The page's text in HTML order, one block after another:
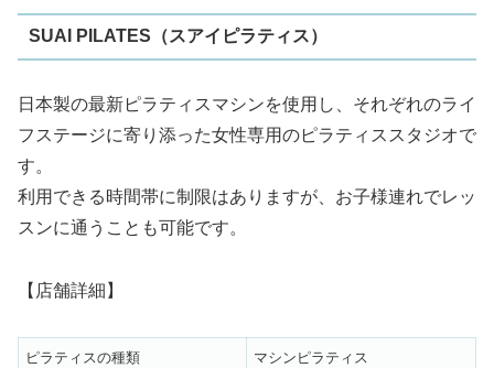
SUAI PILATES（スアイピラティス）
日本製の最新ピラティスマシンを使用し、それぞれのライ
フステージに寄り添った女性専用のピラティススタジオで
す。
利用できる時間帯に制限はありますが、お子様連れでレッ
スンに通うことも可能です。
【店舗詳細】
ピラティスの種類 マシンピラティス